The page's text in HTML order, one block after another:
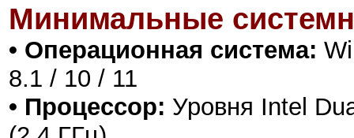
Минимальные
• Операционная система:
8.1 / 10 / 11
• Процессор: Уровня Intel